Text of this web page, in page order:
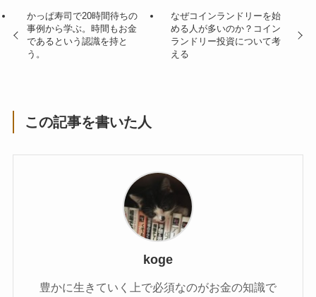
かっぱ寿司で20時間待ちの
事例から学ぶ。時間もお金
であるという認識を持と
う。
なぜコインランドリーを始
める人が多いのか？コイン
ランドリー投資について考
える
この記事を書いた人
koge
豊かに生きていく上で必須なのがお金の知識で